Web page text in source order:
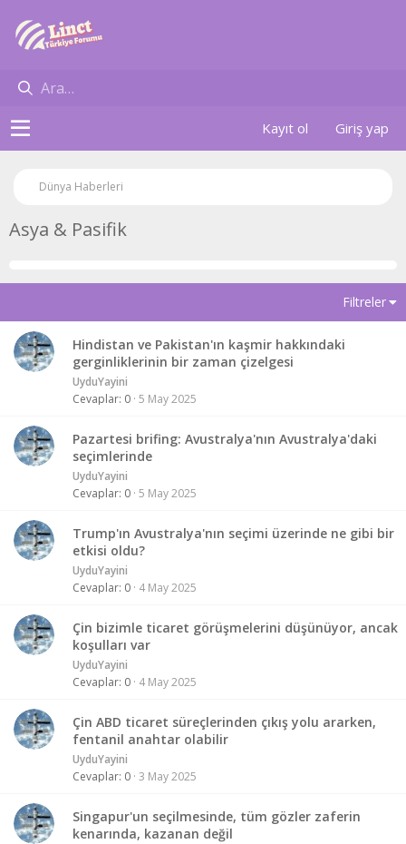
Kayıt ol Giriş yap
Dünya Haberleri
Asya & Pasifik
Filtreler
Hindistan ve Pakistan'ın kaşmir hakkındaki
gerginliklerinin bir zaman çizelgesi
UyduYayini
Cevaplar 0 5 May 2025
Pazartesi brifing: Avustralya'nın Avustralya'daki
seçimlerinde
UyduYayini
Cevaplar 0 5 May 2025
Trump'ın Avustralya'nın seçimi üzerinde ne gibi bir
etkisi oldu?
UyduYayini
Cevaplar 0 4 May 2025
Çin bizimle ticaret görüşmelerini düşünüyor, ancak
koşulları var
UyduYayini
Cevaplar 0 4 May 2025
Çin ABD ticaret süreçlerinden çıkış yolu ararken,
fentanil anahtar olabilir
UyduYayini
Cevaplar 0 3 May 2025
Singapur'un seçilmesinde, tüm gözler zaferin
kenarında, kazanan değil